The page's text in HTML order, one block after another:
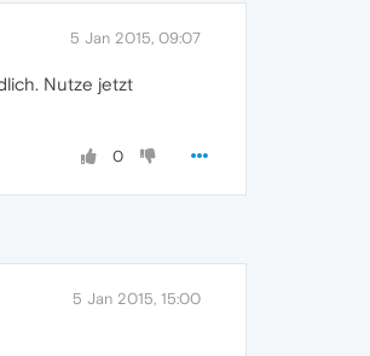
5 Jan 2015, 09:07
Nutze jetzt
0
5 Jan 2015, 15:00